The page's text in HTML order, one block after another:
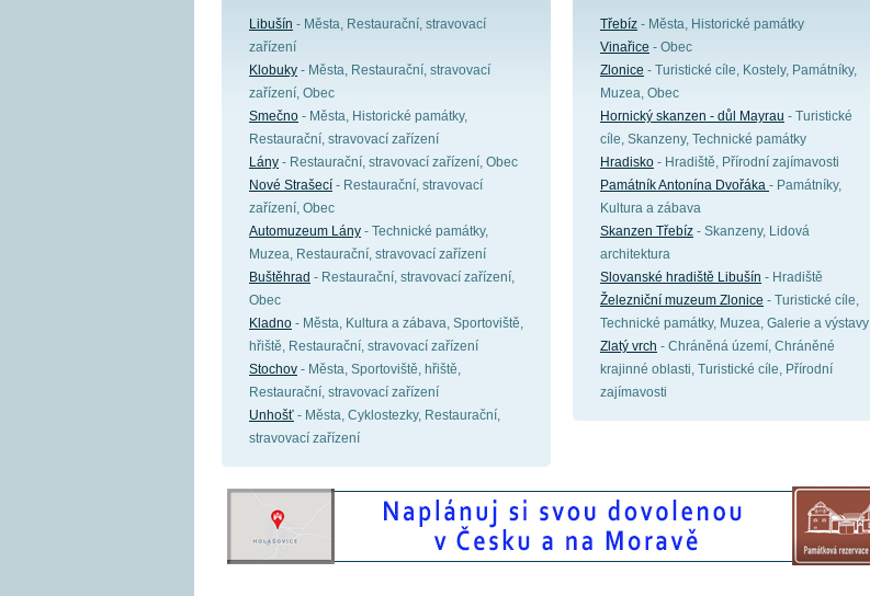
Libušín - Města, Restaurační, stravovací
zařízení
Klobuky - Města, Restaurační, stravovací
zařízení, Obec
Smečno - Města, Historické památky,
Restaurační, stravovací zařízení
Lány - Restaurační, stravovací zařízení, Obec
Nové Strašecí - Restaurační, stravovací
zařízení, Obec
Automuzeum Lány - Technické památky,
Muzea, Restaurační, stravovací zařízení
Buštěhrad - Restaurační, stravovací zařízení,
Obec
Kladno - Města, Kultura a zábava, Sportoviště,
hřiště, Restaurační, stravovací zařízení
Stochov - Města, Sportoviště, hřiště,
Restaurační, stravovací zařízení
Unhošť - Města, Cyklostezky, Restaurační,
stravovací zařízení
Třebíz - Města, Historické památky
Vinařice - Obec
Zlonice - Turistické cíle, Kostely, Památníky,
Muzea, Obec
Hornický skanzen - důl Mayrau - Turistické
cíle, Skanzeny, Technické památky
Hradisko - Hradiště, Přírodní zajímavosti
Památník Antonína Dvořáka - Památníky,
Kultura a zábava
Skanzen Třebíz - Skanzeny, Lidová
architektura
Slovanské hradiště Libušín - Hradiště
Železniční muzeum Zlonice - Turistické cíle,
Technické památky, Muzea, Galerie a výstavy
Zlatý vrch - Chráněná území, Chráněné
krajinné oblasti, Turistické cíle, Přírodní
zajímavosti